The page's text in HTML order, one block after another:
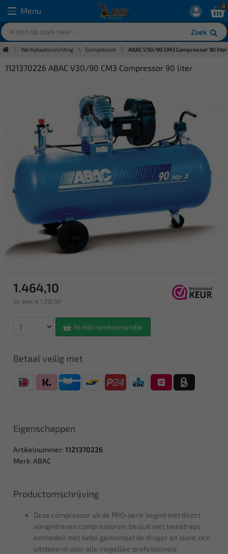
Menu
Zoek
0
Werkplaatsinrichting Compressor ABAC V30/90 CM3 Compressor 90 liter
1121370226 ABAC V30/90 CM3 Compressor 90 liter
1.464,10
Ex. btw: € 1.210,00
In mijn winkelmandje
Betaal veilig met
Eigenschappen
Artikelnummer: 1121370226
Merk: ABAC
Productomschrijving
Deze compressor uit de PRO-serie begint met direct
aangedreven compressoren, besluit met tweetraps
eenheden met ketel gemonteerde droger en leent zich
uitstekend voor alle mogelijke professionele